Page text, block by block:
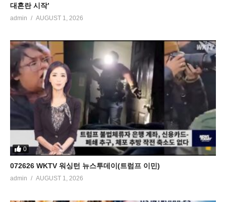
대혼란 시작’
admin AUGUST 1, 2026
0
072626 WKTV 워싱턴 뉴스투데이(트럼프 이민)
admin AUGUST 1, 2026